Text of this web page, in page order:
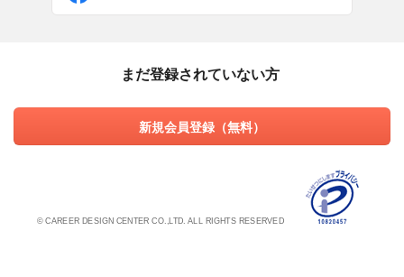
まだ登録されていない方
新規会員登録（無料）
© CAREER DESIGN CENTER CO.,LTD. ALL RIGHTS RESERVED